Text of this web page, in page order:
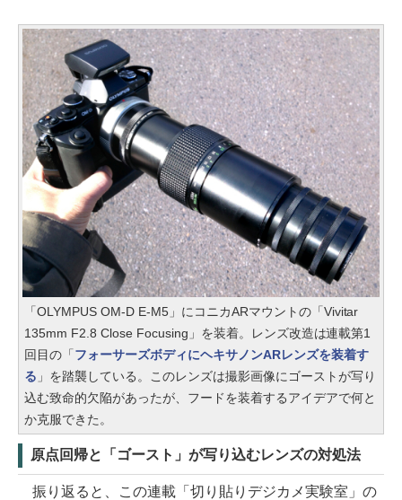
「OLYMPUS OM-D E-M5」にコニカARマウントの「Vivitar
135mm F2.8 Close Focusing」を装着。レンズ改造は連載第1
回目の「フォーサーズボディにヘキサノンARレンズを装着す
る 」を踏襲している。このレンズは撮影画像にゴーストが写り
込む致命的欠陥があったが、フードを装着するアイデアで何と
か克服できた。
原点回帰と「ゴースト」が写り込むレンズの対処法
振り返ると、この連載「切り貼りデジカメ実験室」の